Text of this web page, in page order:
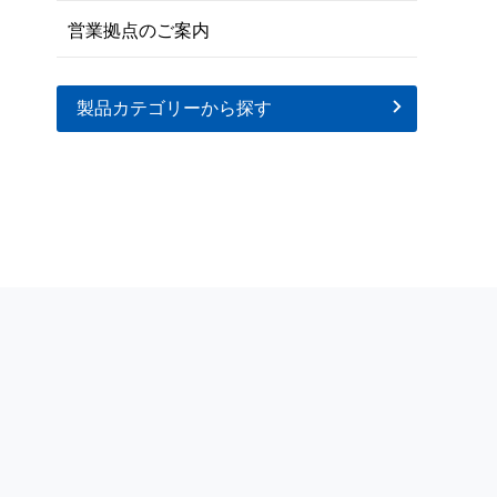
営業拠点のご案内
製品カテゴリーから探す